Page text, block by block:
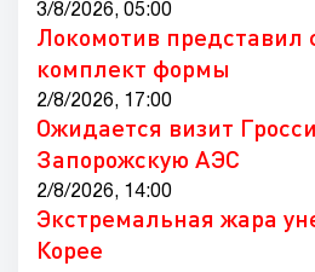
3/8/2026, 05:00
Локомотив
комплект формы
2/8/2026, 17:00
Ожидается визит
Запорожскую АЭС
2/8/2026, 14:00
Экстремальная жара
Корее